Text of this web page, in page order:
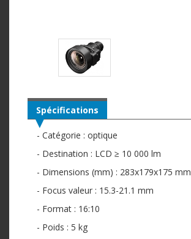
Spécifications
- Catégorie : optique
- Destination : LCD ≥ 10 000 lm
- Dimensions (mm) : 283x179x175 mm
- Focus valeur : 15.3-21.1 mm
- Format : 16:10
- Poids : 5 kg